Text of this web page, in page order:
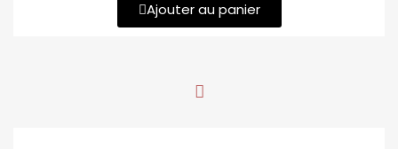
Ajouter au panier